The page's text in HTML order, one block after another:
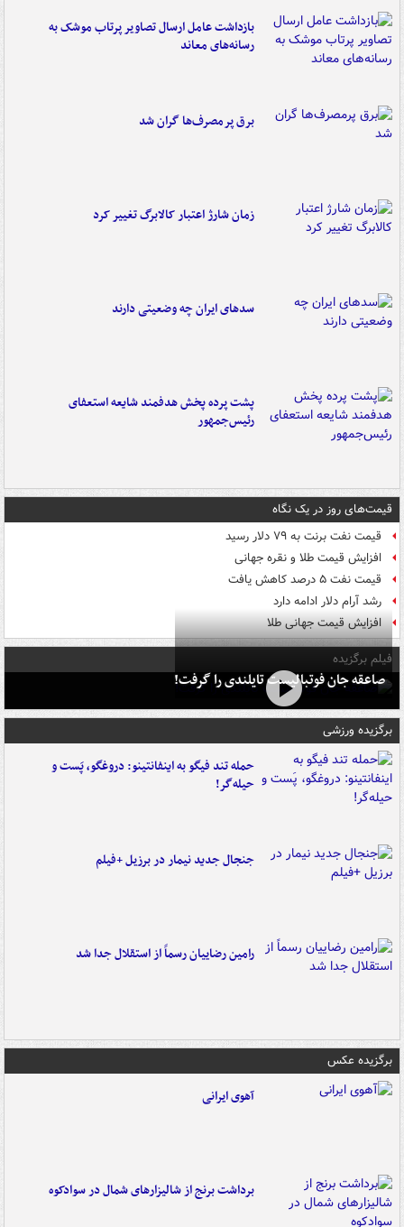
بازداشت عامل ارسال تصاویر پرتاب موشک به
رسانه‌های معاند
برق پرمصرف‌ها گران شد
زمان شارژ اعتبار کالابرگ تغییر کرد
سدهای ایران چه وضعیتی دارند
پشت پرده پخش هدفمند شایعه استعفای
رئیس‌جمهور
قیمت‌های روز در یک نگاه
قیمت نفت برنت به ۷۹ دلار رسید
افزایش قیمت طلا و نقره جهانی
قیمت نفت ۵ درصد کاهش یافت
رشد آرام دلار ادامه دارد
افزایش قیمت جهانی طلا
فیلم برگزیده
صاعقه جان فوتبالیست تایلندی را گرفت!
برگزیده ورزشی
حمله تند فیگو به اینفانتینو: دروغگو، پَست‌ و
حیله‌گر!
جنجال جدید نیمار در برزیل +فیلم
رامین رضاییان رسماً از استقلال جدا شد
برگزیده عکس
آهوی ایرانی
برداشت برنج از شالیزارهای شمال در سوادکوه